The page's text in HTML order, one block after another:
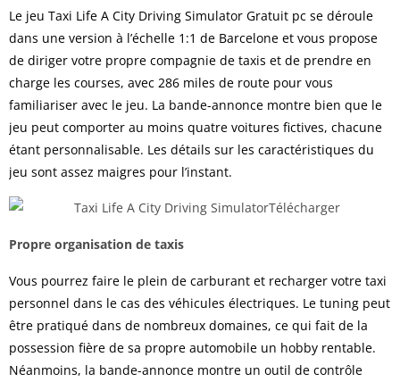
Le jeu Taxi Life A City Driving Simulator Gratuit pc se déroule
dans une version à l’échelle 1:1 de Barcelone et vous propose
de diriger votre propre compagnie de taxis et de prendre en
charge les courses, avec 286 miles de route pour vous
familiariser avec le jeu. La bande-annonce montre bien que le
jeu peut comporter au moins quatre voitures fictives, chacune
étant personnalisable. Les détails sur les caractéristiques du
jeu sont assez maigres pour l’instant.
Propre organisation de taxis
Vous pourrez faire le plein de carburant et recharger votre taxi
personnel dans le cas des véhicules électriques. Le tuning peut
être pratiqué dans de nombreux domaines, ce qui fait de la
possession fière de sa propre automobile un hobby rentable.
Néanmoins, la bande-annonce montre un outil de contrôle